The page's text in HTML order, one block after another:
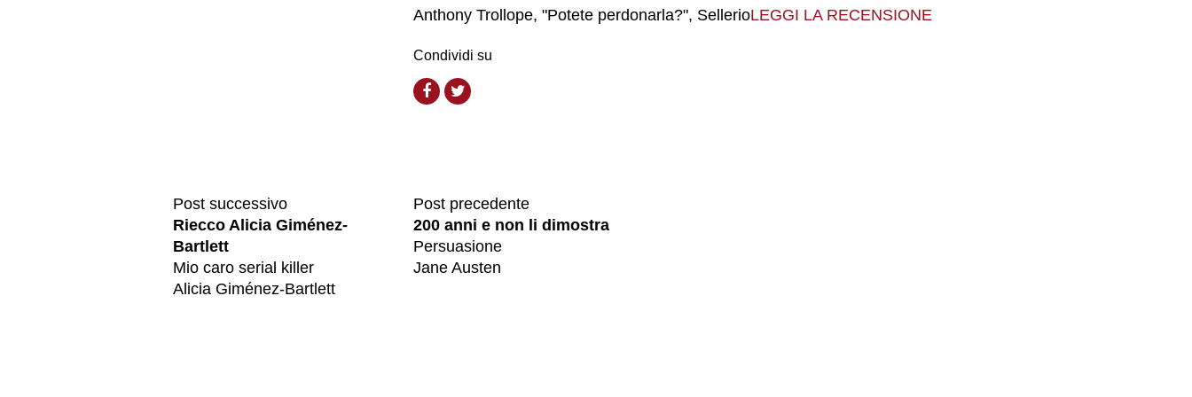
Anthony Trollope, "Potete perdonarla?", SellerioLEGGI LA RECENSIONE
Condividi su
Post successivo
Riecco Alicia Giménez-
Bartlett
Mio caro serial killer
Alicia Giménez-Bartlett
Post precedente
200 anni e non li dimostra
Persuasione
Jane Austen